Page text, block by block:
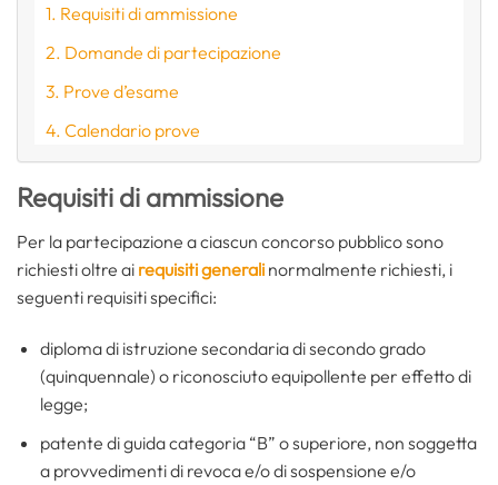
Requisiti di ammissione
Domande di partecipazione
Prove d’esame
Calendario prove
Requisiti di ammissione
Per la partecipazione a ciascun concorso pubblico sono
richiesti oltre ai requisiti generali normalmente richiesti, i
seguenti requisiti specifici:
diploma di istruzione secondaria di secondo grado
(quinquennale) o riconosciuto equipollente per effetto di
legge;
patente di guida categoria “B” o superiore, non soggetta
a provvedimenti di revoca e/o di sospensione e/o